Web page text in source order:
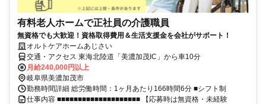
有料老人ホームで正社員の介護職員
無資格でも大歓迎！資格取得費用＆生活支援金を会社がサポート！
オルトケアホームあじさい
交通・アクセス 東海北陸道「美濃加茂IC」から車10分
月給240,000円以上
岐阜県美濃加茂市
勤務時間詳細 総労働時間：1ヶ月あたり166時間6分 ■シフト制
仕事内容 ■■■■■■■■■■■■■■■■■■■■ 【応募時は無資格・未経験